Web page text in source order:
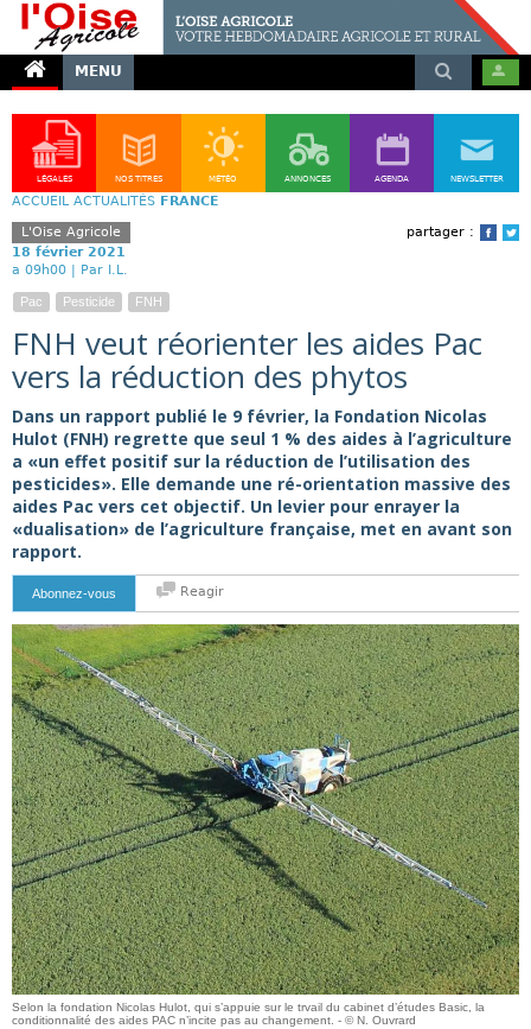
MENU
LÉGALES NOS TITRES MÉTÉO ANNONCES AGENDA NEWSLETTER
ACCUEIL ACTUALITÉS FRANCE
partager :
L'Oise Agricole
18 février 2021
a 09h00 | Par I.L.
Pac Pesticide FNH
FNH veut réorienter les aides Pac
vers la réduction des phytos
Dans un rapport publié le 9 février, la Fondation Nicolas
Hulot (FNH) regrette que seul 1 % des aides à l’agriculture
a «un effet positif sur la réduction de l’utilisation des
pesticides». Elle demande une ré-orientation massive des
aides Pac vers cet objectif. Un levier pour enrayer la
«dualisation» de l’agriculture française, met en avant son
rapport.
Abonnez-vous Reagir
Selon la fondation Nicolas Hulot, qui s’appuie sur le trvail du cabinet d’études Basic, la
conditionnalité des aides PAC n’incite pas au changement. - © N. Ouvrard